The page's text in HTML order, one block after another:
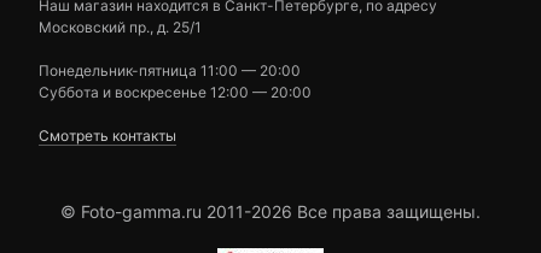
Наш магазин находится в Санкт-Петербурге, по адресу
Московский пр., д. 25/1
Понедельник-пятница 11:00 — 20:00
Суббота и воскресенье 12:00 — 20:00
Смотреть контакты
© Foto-gamma.ru 2011-2026 Все права защищены.